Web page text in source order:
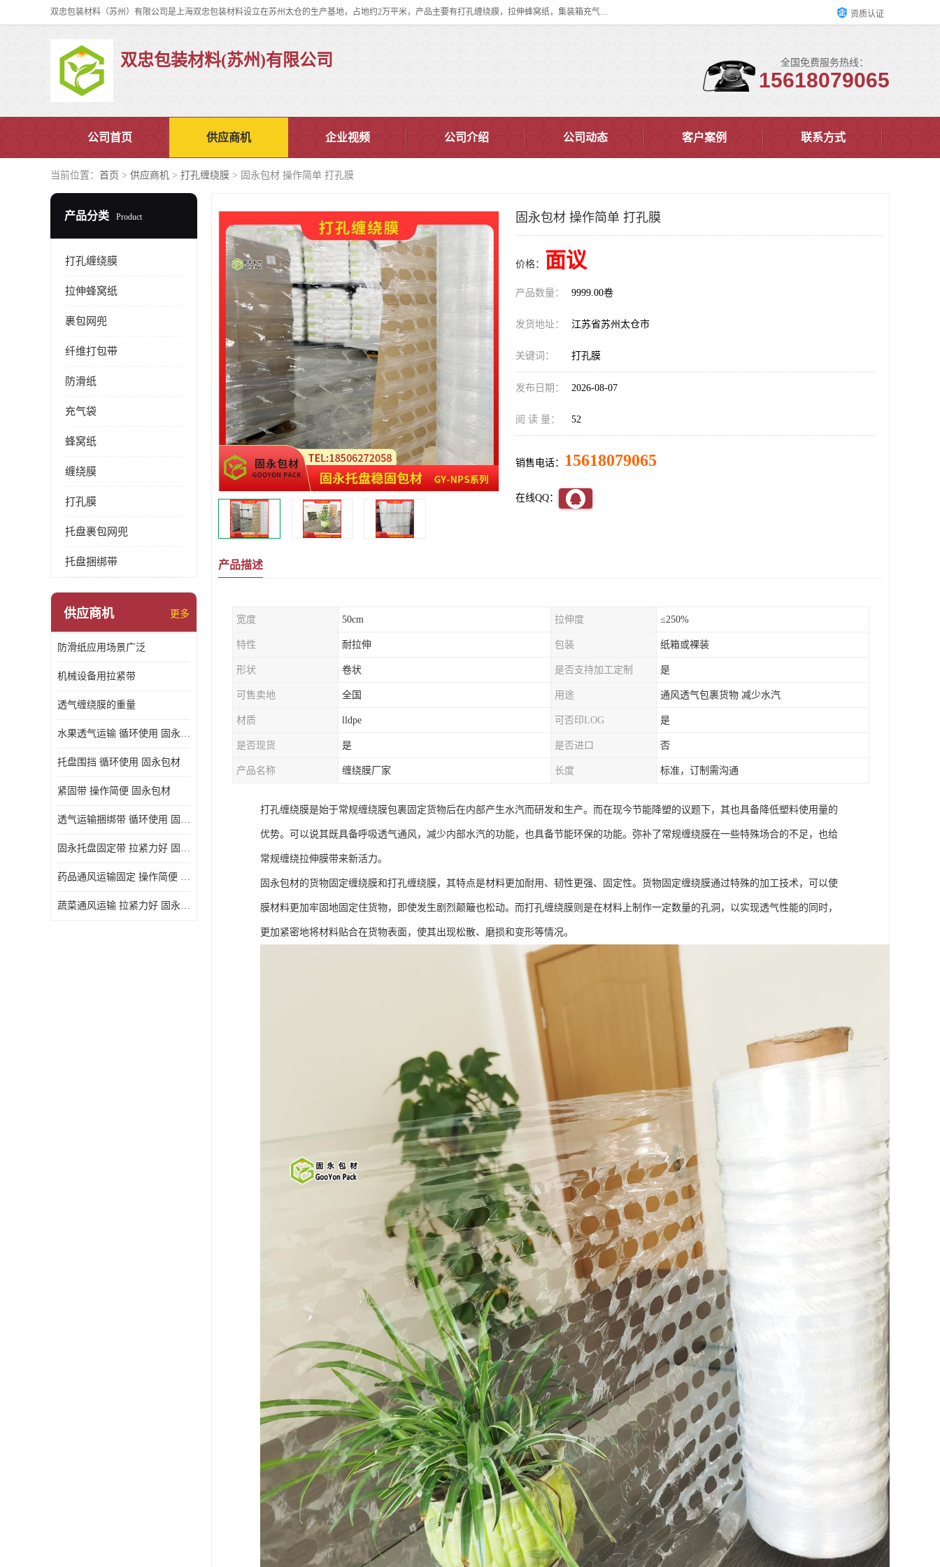
双忠包装材料（苏州）有限公司是上海双忠包装材料设立在苏州太仓的生产基地，占地约2万平米，产品主要有打孔缠绕膜，拉伸蜂窝纸，集装箱充气袋，滑托板，打包带，裹包网兜，防滑纸等箱体和托盘的运输和保护性包材。固永包材®，GooYon Pack®，是我们保护性包装材料的专属品牌。 资质认证
双忠包装材料(苏州)有限公司 全国免费服务热线：
15618079065
公司首页 供应商机 企业视频 公司介绍 公司动态 客户案例 联系方式
当前位置： 首页 > 供应商机 > 打孔缠绕膜 > 固永包材 操作简单 打孔膜
产品分类 Product
打孔缠绕膜
拉伸蜂窝纸
裹包网兜
纤维打包带
防滑纸
充气袋
蜂窝纸
缠绕膜
打孔膜
托盘裹包网兜
托盘捆绑带
供应商机 更多
防滑纸应用场景广泛
机械设备用拉紧带
透气缠绕膜的重量
水果透气运输 循环使用 固永包材
托盘围挡 循环使用 固永包材
紧固带 操作简便 固永包材
透气运输捆绑带 循环使用 固永包材
固永托盘固定带 拉紧力好 固永包材
药品通风运输固定 操作简便 固永包材
蔬菜通风运输 拉紧力好 固永包材
固永包材 操作简单 打孔膜
价格： 面议
产品数量： 9999.00卷
发货地址： 江苏省苏州太仓市
关键词： 打孔膜
发布日期： 2026-08-07
阅 读 量： 52
销售电话： 15618079065
在线QQ：
产品描述
宽度 50cm 拉伸度 ≤250%
特性 耐拉伸 包装 纸箱或裸装
形状 卷状 是否支持加工定制 是
可售卖地 全国 用途 通风透气包裹货物 减少水汽
材质 lldpe 可否印LOG 是
是否现货 是 是否进口 否
产品名称 缠绕膜厂家 长度 标准，订制需沟通
打孔缠绕膜是始于常规缠绕膜包裹固定货物后在内部产生水汽而研发和生产。而在现今节能降塑的议题下，其也具备降低塑料使用量的
优势。可以说其既具备呼吸透气通风，减少内部水汽的功能，也具备节能环保的功能。弥补了常规缠绕膜在一些特殊场合的不足，也给
常规缠绕拉伸膜带来新活力。
固永包材的货物固定缠绕膜和打孔缠绕膜，其特点是材料更加耐用、韧性更强、固定性。货物固定缠绕膜通过特殊的加工技术，可以使
膜材料更加牢固地固定住货物，即使发生剧烈颠簸也松动。而打孔缠绕膜则是在材料上制作一定数量的孔洞，以实现透气性能的同时，
更加紧密地将材料贴合在货物表面，使其出现松散、磨损和变形等情况。